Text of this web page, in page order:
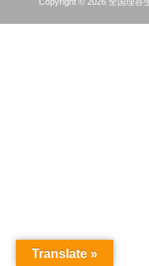
Translate »